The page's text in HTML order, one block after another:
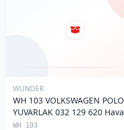
WUNDER
WH 103 VOLKSWAGEN POLO
YUVARLAK 032 129 620 Hava
Filtresi
WH 103